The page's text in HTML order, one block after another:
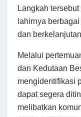
Langkah
lahirnya
dan
Melalui
dan Kedutaan
mengidentifikasi
dapat segera
melibatkan